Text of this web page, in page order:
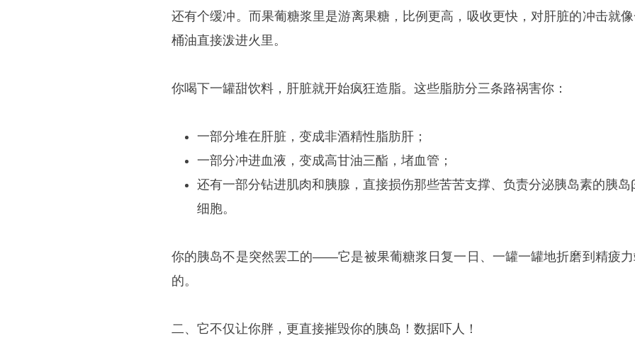
还有个缓冲。而果葡糖浆里是游离果糖，比例更高，吸收更快，对肝脏的冲击就
桶油直接泼进火里。
你喝下一罐甜饮料，肝脏就开始疯狂造脂。这些脂肪分三条路祸害你：
一部分堆在肝脏，变成非酒精性脂肪肝；
一部分冲进血液，变成高甘油三酯，堵血管；
还有一部分钻进肌肉和胰腺，直接损伤那些苦苦支撑、负责分泌胰岛素的胰岛
细胞。
你的胰岛不是突然罢工的——它是被果葡糖浆日复一日、一罐一罐地折磨到精疲
的。
二、它不仅让你胖，更直接摧毁你的胰岛！数据吓人！